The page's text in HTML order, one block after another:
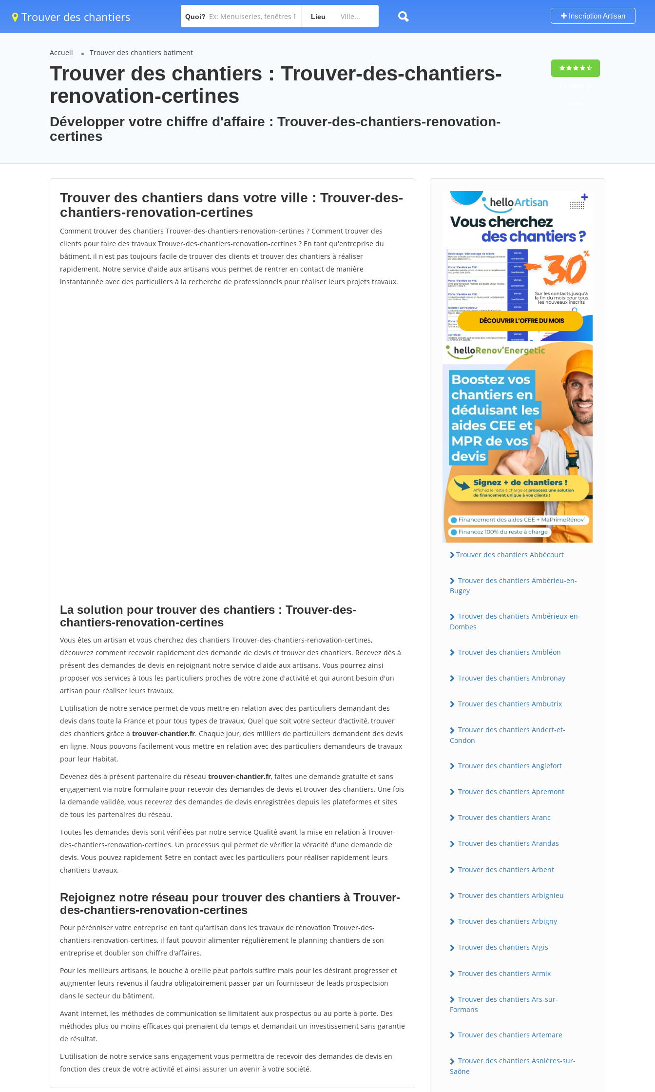
Trouver des chantiers Quoi? Lieu Inscription Artisan
Accueil Trouver des chantiers batiment
Trouver des chantiers : Trouver-des-chantiers-
renovation-certines
Développer votre chiffre d'affaire : Trouver-des-chantiers-renovation-
certines
Trouver des chantiers dans votre ville : Trouver-des-
chantiers-renovation-certines
Comment trouver des chantiers Trouver-des-chantiers-renovation-certines ? Comment trouver des
clients pour faire des travaux Trouver-des-chantiers-renovation-certines ? En tant qu'entreprise du
bâtiment, il n'est pas toujours facile de trouver des clients et trouver des chantiers à réaliser
rapidement. Notre service d'aide aux artisans vous permet de rentrer en contact de manière
instantannée avec des particuliers à la recherche de professionnels pour réaliser leurs projets travaux.
La solution pour trouver des chantiers : Trouver-des-
chantiers-renovation-certines
Vous êtes un artisan et vous cherchez des chantiers Trouver-des-chantiers-renovation-certines,
découvrez comment recevoir rapidement des demande de devis et trouver des chantiers. Recevez dès à
présent des demandes de devis en rejoignant notre service d'aide aux artisans. Vous pourrez ainsi
proposer vos services à tous les particuliers proches de votre zone d'activité et qui auront besoin d'un
artisan pour réaliser leurs travaux.
L'utilisation de notre service permet de vous mettre en relation avec des particuliers demandant des
devis dans toute la France et pour tous types de travaux. Quel que soit votre secteur d'activité, trouver
des chantiers grâce à trouver-chantier.fr. Chaque jour, des milliers de particuliers demandent des devis
en ligne. Nous pouvons facilement vous mettre en relation avec des particuliers demandeurs de travaux
pour leur Habitat.
Devenez dès à présent partenaire du réseau trouver-chantier.fr, faites une demande gratuite et sans
engagement via notre formulaire pour recevoir des demandes de devis et trouver des chantiers. Une fois
la demande validée, vous recevrez des demandes de devis enregistrées depuis les plateformes et sites
de tous les partenaires du réseau.
Toutes les demandes devis sont vérifiées par notre service Qualité avant la mise en relation à Trouver-
des-chantiers-renovation-certines. Un processus qui permet de vérifier la véracité d'une demande de
devis. Vous pouvez rapidement $etre en contact avec les particuliers pour réaliser rapidement leurs
chantiers travaux.
Rejoignez notre réseau pour trouver des chantiers à Trouver-
des-chantiers-renovation-certines
Pour pérénniser votre entreprise en tant qu'artisan dans les travaux de rénovation Trouver-des-
chantiers-renovation-certines, il faut pouvoir alimenter régulièrement le planning chantiers de son
entreprise et doubler son chiffre d'affaires.
Pour les meilleurs artisans, le bouche à oreille peut parfois suffire mais pour les désirant progresser et
augmenter leurs revenus il faudra obligatoirement passer par un fournisseur de leads prospectsion
dans le secteur du bâtiment.
Avant internet, les méthodes de communication se limitaient aux prospectus ou au porte à porte. Des
méthodes plus ou moins efficaces qui prenaient du temps et demandait un investissement sans garantie
de résultat.
L'utilisation de notre service sans engagement vous permettra de recevoir des demandes de devis en
fonction des creux de votre activité et ainsi assurer un avenir à votre société.
Trouver des chantiers Abbécourt
Trouver des chantiers Ambérieu-en-
Bugey
Trouver des chantiers Ambérieux-en-
Dombes
Trouver des chantiers Ambléon
Trouver des chantiers Ambronay
Trouver des chantiers Ambutrix
Trouver des chantiers Andert-et-
Condon
Trouver des chantiers Anglefort
Trouver des chantiers Apremont
Trouver des chantiers Aranc
Trouver des chantiers Arandas
Trouver des chantiers Arbent
Trouver des chantiers Arbignieu
Trouver des chantiers Arbigny
Trouver des chantiers Argis
Trouver des chantiers Armix
Trouver des chantiers Ars-sur-
Formans
Trouver des chantiers Artemare
Trouver des chantiers Asnières-sur-
Saône